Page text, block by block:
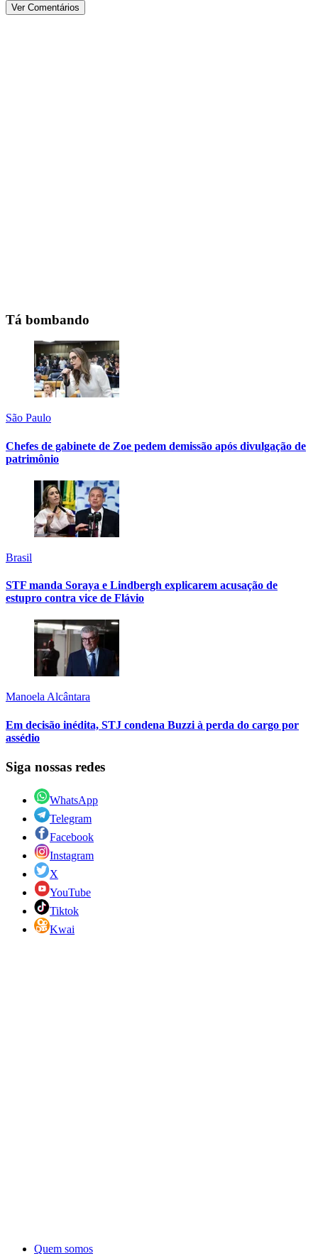
Ver Comentários
Tá bombando
São Paulo
Chefes de gabinete de Zoe pedem demissão após divulgação de
patrimônio
Brasil
STF manda Soraya e Lindbergh explicarem acusação de
estupro contra vice de Flávio
Manoela Alcântara
Em decisão inédita, STJ condena Buzzi à perda do cargo por
assédio
Siga nossas redes
WhatsApp
Telegram
Facebook
Instagram
X
YouTube
Tiktok
Kwai
Quem somos